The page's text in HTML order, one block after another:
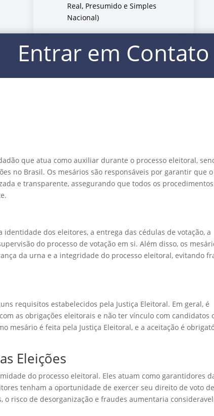
Real, Presumido e Simples
Nacional)
Entrar em Contato
que atua como auxiliar durante o processo eleitoral,
no Brasil. Os mesários são responsáveis por garantir que o
e transparente, assegurando que todos os
dos eleitores, a entrega das cédulas de votação, a
do processo de votação em si. Além disso, os
da urna e a integridade do processo eleitoral, evitando
requisitos estabelecidos pela Justiça Eleitoral. Em geral, é
as obrigações eleitorais e não ter vínculo com candidatos
mesário é feita pela Justiça Eleitoral, e a aceitação é
Eleições
do processo eleitoral. Eles atuam como garantidores
tenham a oportunidade de exercer seu direito de voto
o risco de desorganização e fraudes aumentaria